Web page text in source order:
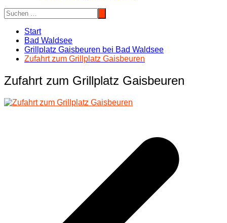
Start
Bad Waldsee
Grillplatz Gaisbeuren bei Bad Waldsee
Zufahrt zum Grillplatz Gaisbeuren
Zufahrt zum Grillplatz Gaisbeuren